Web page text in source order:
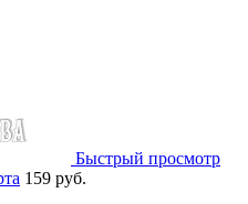
Быстрый просмотр
159 руб.